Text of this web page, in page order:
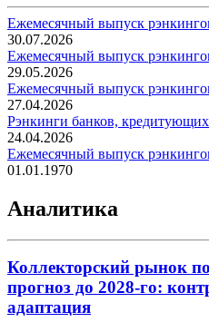
Ежемесячный выпуск
30.07.2026
Ежемесячный выпуск
29.05.2026
Ежемесячный выпуск
27.04.2026
Рэнкинги банков,
24.04.2026
Ежемесячный выпуск
01.01.1970
Аналитика
Коллекторский рынок
прогноз до 2028-го:
адаптация